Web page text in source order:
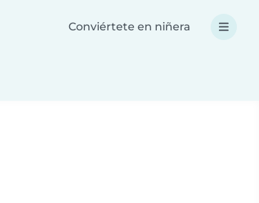
Conviértete en niñera